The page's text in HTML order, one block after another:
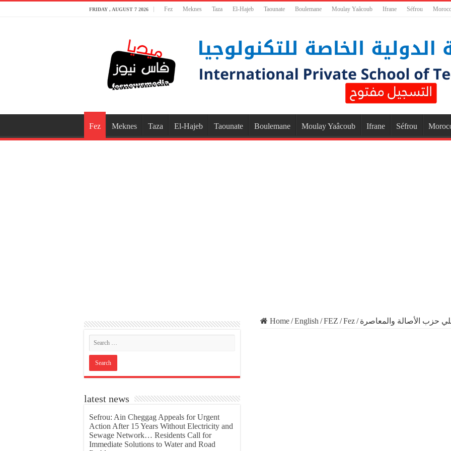
FRIDAY , AUGUST 7 2026 Fez Meknes Taza El-Hajeb Taounate Boulemane Moulay Yaâcoub Ifrane Séfrou
Fez Meknes Taza El-Hajeb Taounate Boulemane Moulay Yaâcoub Ifrane Séfrou
Home/English /FEZ /Fez/ حزب الأصالة والمعاصرة
latest news
Sefrou: Ain Cheggag Appeals for Urgent
Action After 15 Years Without Electricity and
Sewage Network… Residents Call for
Immediate Solutions to Water and Road